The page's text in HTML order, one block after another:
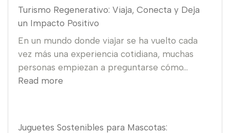
Turismo Regenerativo: Viaja, Conecta y Deja
un Impacto Positivo
En un mundo donde viajar se ha vuelto cada
vez más una experiencia cotidiana, muchas
personas empiezan a preguntarse cómo…
Read more
Juguetes Sostenibles para Mascotas: